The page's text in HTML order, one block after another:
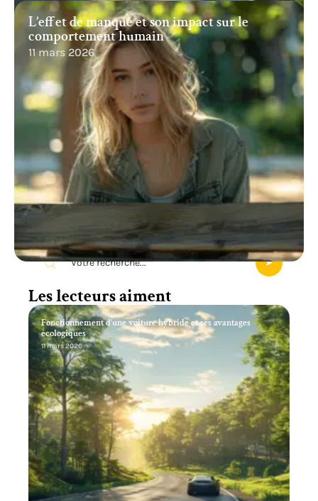
L’effet de manque et son impact sur le
comportement humain
11 mars 2026
Recherche
Les lecteurs aiment
Fonctionnement d’une voiture hybride et ses avantages
écologiques
11 mars 2026